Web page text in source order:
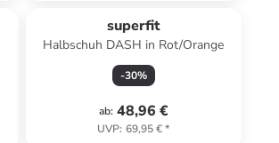
superfit
Halbschuh DASH in Rot/Orange
-30%
ab: 48,96 €
UVP: 69,95 €*